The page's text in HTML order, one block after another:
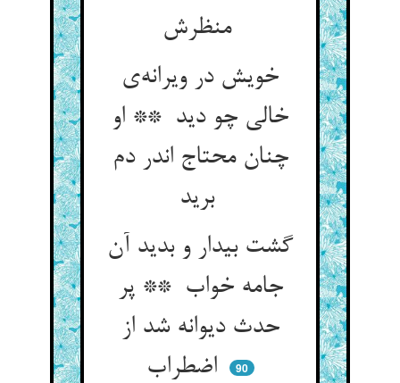
منظرش
خویش در ویرانه‌ی
خالی چو دید ** او
چنان محتاج اندر دم
برید
گشت بیدار و بدید آن
جامه خواب ** پر
حدث دیوانه شد از
اضطراب
90